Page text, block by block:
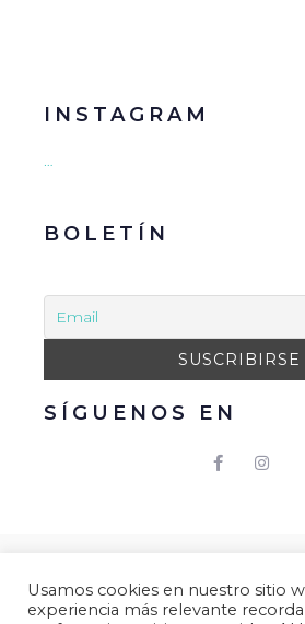
INSTAGRAM
…
BOLETÍN
SÍGUENOS EN
© 2021 Gacmark – Arucas Mola.
reservados.
Usamos cookies en nuestro sitio
experiencia más relevante